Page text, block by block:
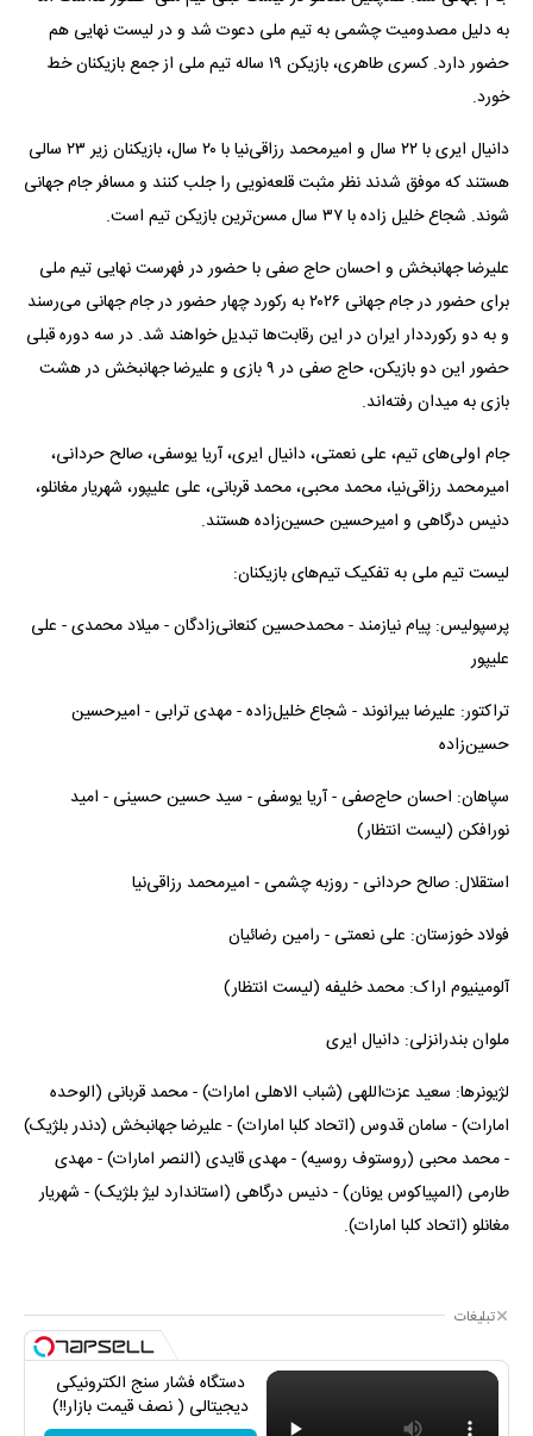
به دلیل مصدومیت چشمی به تیم ملی دعوت شد و در لیست نهایی هم
حضور دارد. کسری طاهری، بازیکن ۱۹ ساله تیم ملی از جمع بازیکنان خط
خورد.
دانیال ایری با ۲۲ سال و امیرمحمد رزاقی‌نیا با ۲۰ سال، بازیکنان زیر ۲۳ سالی
هستند که موفق شدند نظر مثبت قلعه‌نویی را جلب کنند و مسافر جام جهانی
شوند. شجاع خلیل زاده با ۳۷ سال مسن‌ترین بازیکن تیم است.
علیرضا جهانبخش و احسان حاج صفی با حضور در فهرست نهایی تیم ملی
برای حضور در جام جهانی ۲۰۲۶ به رکورد چهار حضور در جام جهانی می‌رسند
و به دو رکورددار ایران در این رقابت‌ها تبدیل خواهند شد. در سه دوره قبلی
حضور این دو بازیکن، حاج صفی در ۹ بازی و علیرضا جهانبخش در هشت
بازی به میدان رفته‌اند.
جام اولی‌های تیم، علی نعمتی، دانیال ایری، آریا یوسفی، صالح حردانی،
امیرمحمد رزاقی‌نیا، محمد محبی، محمد قربانی، علی علیپور، شهریار مغانلو،
دنیس درگاهی و امیرحسین حسین‌زاده هستند.
لیست تیم ملی به تفکیک تیم‌های بازیکنان:
پرسپولیس: پیام نیازمند - محمدحسین کنعانی‌زادگان - میلاد محمدی - علی
علیپور
تراکتور: علیرضا بیرانوند - شجاع خلیل‌زاده - مهدی ترابی - امیرحسین
حسین‌زاده
سپاهان: احسان حاج‌صفی - آریا یوسفی - سید حسین حسینی - امید
نورافکن (لیست انتظار)
استقلال: صالح حردانی - روزبه چشمی - امیرمحمد رزاقی‌نیا
فولاد خوزستان: علی نعمتی - رامین رضائیان
آلومینیوم اراک: محمد خلیفه (لیست انتظار)
ملوان بندرانزلی: دانیال ایری
لژیونرها: سعید عزت‌اللهی (شباب الاهلی امارات) - محمد قربانی (الوحده
امارات) - سامان قدوس (اتحاد کلبا امارات) - علیرضا جهانبخش (دندر بلژیک)
- محمد محبی (روستوف روسیه) - مهدی قایدی (النصر امارات) - مهدی
طارمی (المپیاکوس یونان) - دنیس درگاهی (استاندارد لیژ بلژیک) - شهریار
مغانلو (اتحاد کلبا امارات).
تبلیغات
دستگاه فشار سنج الکترونیکی
دیجیتالی ( نصف قیمت بازار!!)